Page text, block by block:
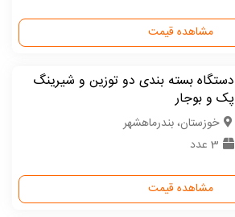
مشاهده قیمت
دستگاه بسته بندی دو توزین و شیرینگ
پک و بوجار
خوزستان، بندرماهشهر
3 عدد
مشاهده قیمت